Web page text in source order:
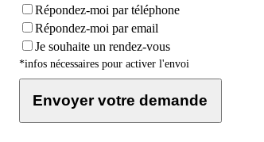
Répondez-moi par téléphone
Répondez-moi par email
Je souhaite un rendez-vous
*infos nécessaires pour activer l'envoi
Envoyer votre demande